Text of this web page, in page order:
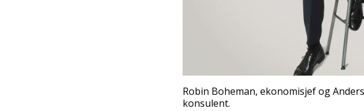
Robin Boheman, ekonomisjef og
konsulent.